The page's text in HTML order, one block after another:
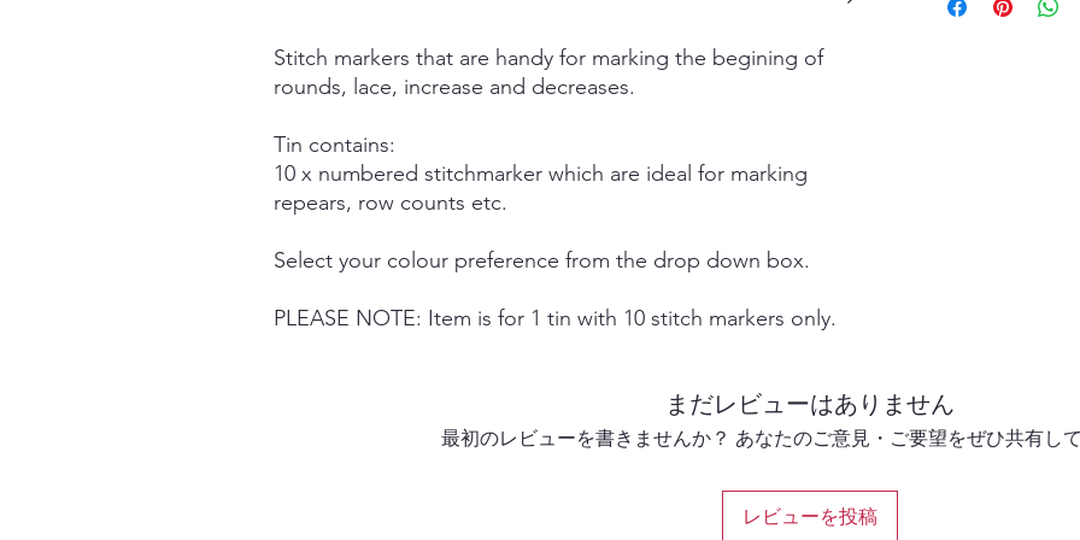
Stitch markers that are handy for marking the begining of
rounds, lace, increase and decreases.
Tin contains:
10 x numbered stitchmarker which are ideal for marking
repears, row counts etc.
Select your colour preference from the drop down box.
PLEASE NOTE: Item is for 1 tin with 10 stitch markers only.
Items are shipped
health and safety
まだレビューはありません
最初のレビューを書きませんか？ あなたのご意見・ご要望をぜひ共有して
レビューを投稿